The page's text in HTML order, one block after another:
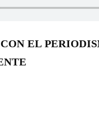
EL